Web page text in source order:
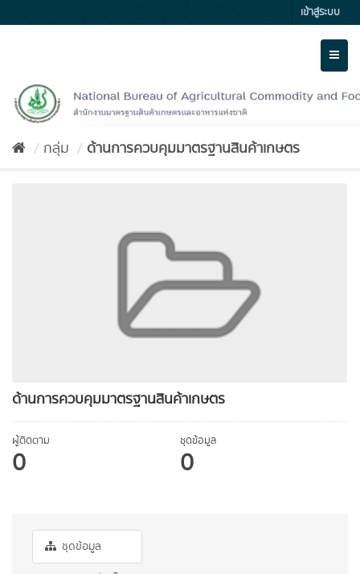
to
เข้าสู่ระบบ
กลุ่ม ด้านการควบคุมมาตรฐานสินค้าเกษตร
ด้านการควบคุมมาตรฐานสินค้าเกษตร
ผู้ติดตาม
0
ชุดข้อมูล
0
ชุดข้อมูล